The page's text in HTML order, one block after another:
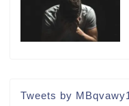
Tweets by